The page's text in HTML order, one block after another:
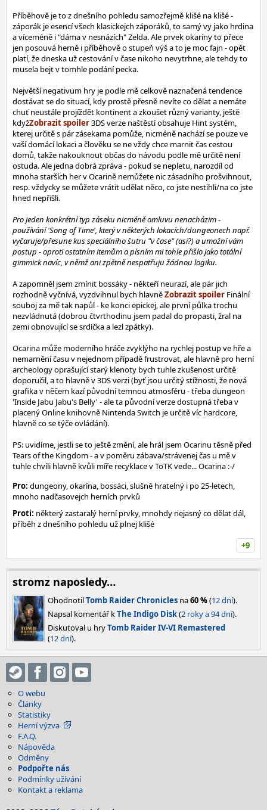
Příběhově je to z dnešního pohledu samozřejmě klišé na klišé -
záporák je esencí všech klasickejch záporáků, to samý vy jako hrdina
a víceméně i "dáma v nesnázích" Zelda. Ale prvek okaríny to přece
jen posouvá herně i příběhově o stupeň výš a to je moc fajn - opět
platí, že dneska už cestování v čase nikoho nevytrhne, ale tehdy to
musela bejt v tomhle podání pecka.
Největší negativum hry je podle mě celkově naznačená tendence
dostávat se do situací, kdy prostě přesně nevíte co dělat a nemáte
chuť neustále projíždět kontinent a zkoušet různý varianty, ještě
když
3DS verze naštěstí obsahuje Hint systém,
kterej určitě s pár zásekama pomůže, nicméně nachází se pouze ve
vaší domácí lokaci a člověku se ne vždy chce marnit čas cestou
domů, takže nakouknout občas do návodu podle mě určitě není
ostuda. Ale jedna dobrá zpráva - pokud se nepletu, narozdíl od
mnoha starších her v Ocarině nemůžete nic zásadního prošvihnout,
resp. vždycky se můžete vrátit udělat něco, co jste nestihli/na co jste
hned nepřišli.
Pro jeden konkrétní typ záseku nicméně omluvu nenacházim -
používání 'Song of Time', který v některých lokacích/dungeonech např.
vyčaruje/přesune kus speciálního šutru "v čase" (asi?) a umožní vám
postup - oproti ostatním itemům a písním mi tohle přišlo jako totální
gimmick navíc, v němž ani zpětně nespatřuju žádnou logiku.
A zapomněl jsem zmínit bossáky - někteří neurazí, ale pár jich
rozhodně vyčnívá, vyzdvihnul bych hlavně
Finální
souboj za mě tak napůl - ke konci epickej, ale první půlka trochu
nezvládnutá (dobrou čtvrthodinu jsem padal do propasti, žral na
zemi obnovující se srdíčka a lezl zpátky).
Ocarina může moderního hráče zvyklýho na rychlej postup ve hře a
nemarnění času v nejednom případě frustrovat, ale hlavně pro herní
archeology oprašující starý klenoty bych tuhle zkušenost určitě
doporučil, a to hlavně v 3DS verzi (byť jsou určitý stížnosti, že nová
grafika v něčem kazí původní temnou atmosféru - třeba dungeon
'Inside Jabu Jabu's Belly' - ale ta původní verze dostupná třeba v
placený Online knihovně Nintenda Switch je určitě víc hardcore,
hlavně co se týče ovládání).
PS: uvidíme, jestli se to ještě změní, ale hrál jsem Ocarinu těsně před
Tears of the Kingdom - a v poměru zábava/strávenej čas u mě v
tuhle chvíli hlavně kvůli míře recyklace v ToTK vede... Ocarina :-/
Pro: dungeony, okarína, bossáci, slušně hratelný i po 25-letech,
mnoho nadčasovejch herních prvků
Proti: některý zastaralý herní prvky, mnohdy nejasný co dělat dál,
příběh z dnešního pohledu už plnej klišé
+9
stromz naposledy…
OhodnotilTomb Raider Chronicles na60 %(12 dní).
Napsal komentář kThe Indigo Disk(2 roky a 94 dní).
Diskutoval u hryTomb Raider IV-VI Remastered
(12 dní).
O webu
Články
Statistiky
Herní výzva
F.A.Q.
Nápověda
Odměny
Podpořte nás
Podmínky užívání
Kontakt a reklama